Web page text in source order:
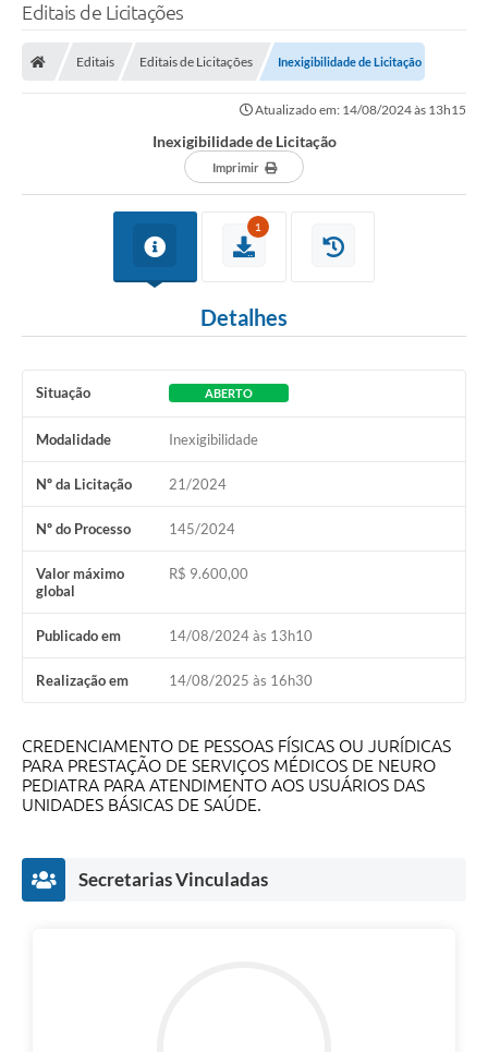
A Prefeitura
Galeria de Fotos
Contratos
Audiências Públicas
Arquivos para Download
Contas Públicas
Links
Telefones Úteis
Transparência
SIC
Editais de Licitações
Editais Editais de Licitações Inexigibilidade de Licitação
Atualizado em: 14/08/2024 às 13h15
Inexigibilidade de Licitação
Imprimir
1
Detalhes
Situação ABERTO
Modalidade Inexigibilidade
Nº da Licitação 21/2024
Nº do Processo 145/2024
Valor máximo
global
R$ 9.600,00
Publicado em 14/08/2024 às 13h10
Realização em 14/08/2025 às 16h30
CREDENCIAMENTO DE PESSOAS FÍSICAS OU JURÍDICAS
PARA PRESTAÇÃO DE SERVIÇOS MÉDICOS DE NEURO
PEDIATRA PARA ATENDIMENTO AOS USUÁRIOS DAS
UNIDADES BÁSICAS DE SAÚDE.
Secretarias Vinculadas